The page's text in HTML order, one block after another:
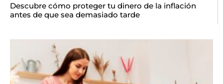
Descubre cómo proteger tu dinero de la inflación
antes de que sea demasiado tarde